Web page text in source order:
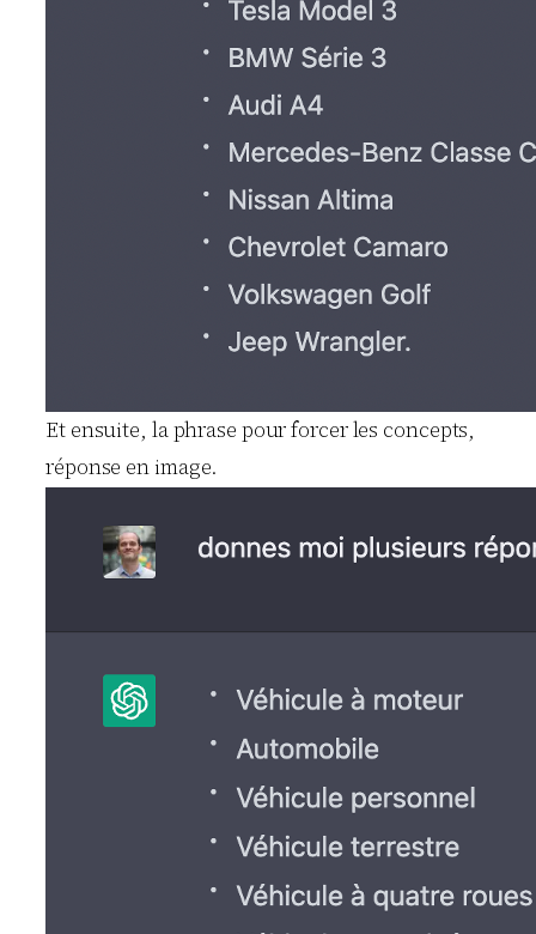
Et ensuite, la phrase pour forcer les concepts,
réponse en image.